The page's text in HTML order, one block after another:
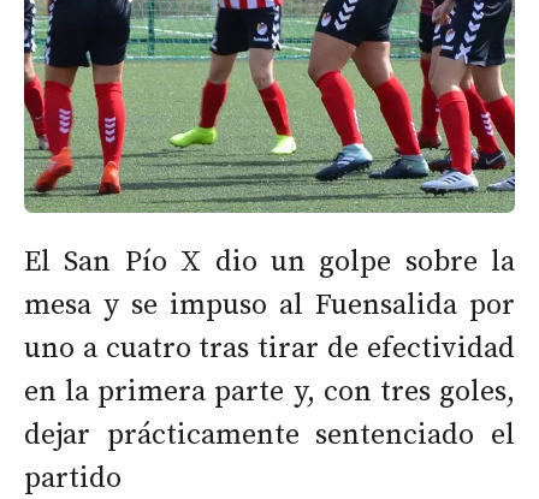
El San Pío X dio un golpe sobre la
mesa y se impuso al Fuensalida por
uno a cuatro tras tirar de efectividad
en la primera parte y, con tres goles,
dejar prácticamente sentenciado el
partido